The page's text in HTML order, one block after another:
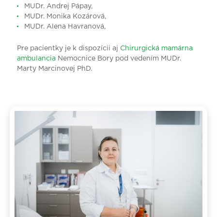
MUDr. Andrej Pápay,
MUDr. Monika Kozárová,
MUDr. Alena Havranová,
Pre pacientky je k dispozícii aj Chirurgická mamárna
ambulancia Nemocnice Bory pod vedením MUDr.
Marty Marcinovej PhD.